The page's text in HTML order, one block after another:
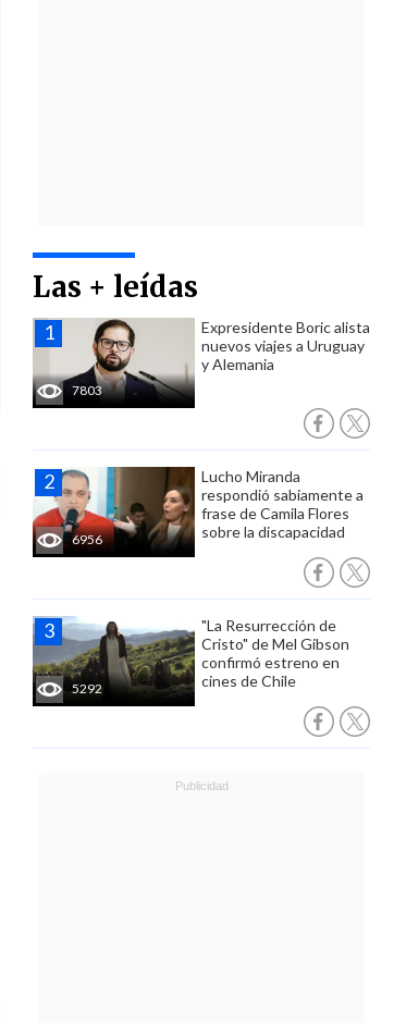
Las + leídas
7803
Expresidente Boric alista
nuevos viajes a Uruguay
y Alemania
6956
Lucho Miranda
respondió sabiamente a
frase de Camila Flores
sobre la discapacidad
5292
"La Resurrección de
Cristo" de Mel Gibson
confirmó estreno en
cines de Chile